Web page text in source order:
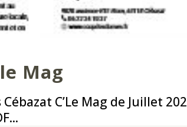
Mag
C’Le Mag de Juillet